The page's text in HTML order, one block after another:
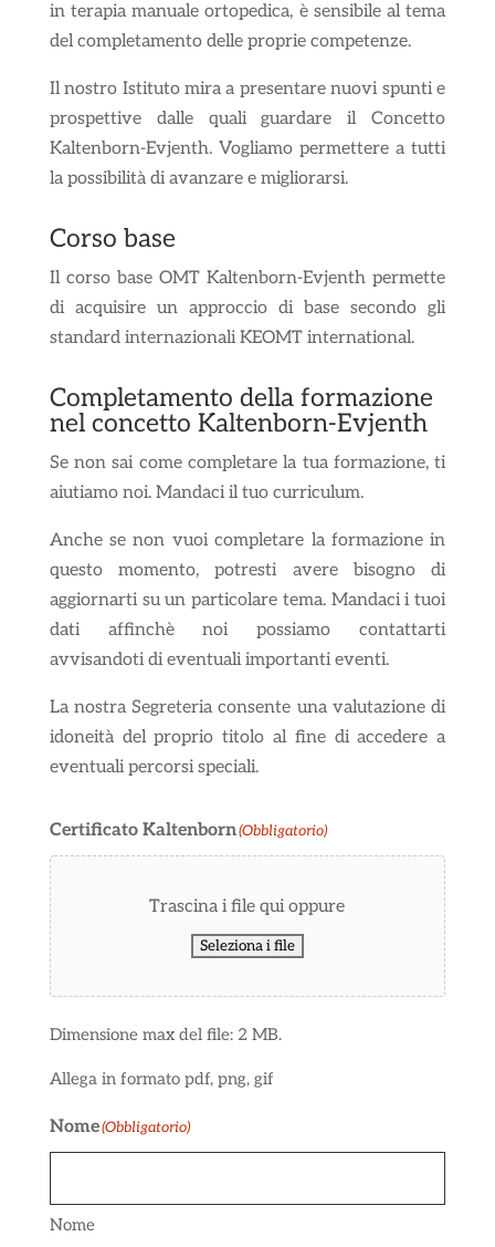
in terapia manuale ortopedica, è sensibile al tema
del completamento delle proprie competenze.
Il nostro Istituto mira a presentare nuovi spunti e
prospettive dalle quali guardare il Concetto
Kaltenborn-Evjenth. Vogliamo permettere a tutti
la possibilità di avanzare e migliorarsi.
Corso base
Il corso base OMT Kaltenborn-Evjenth permette
di acquisire un approccio di base secondo gli
standard internazionali KEOMT international.
Completamento della formazione
nel concetto Kaltenborn-Evjenth
Se non sai come completare la tua formazione, ti
aiutiamo noi. Mandaci il tuo curriculum.
Anche se non vuoi completare la formazione in
questo momento, potresti avere bisogno di
aggiornarti su un particolare tema. Mandaci i tuoi
dati affinchè noi possiamo contattarti
avvisandoti di eventuali importanti eventi.
La nostra Segreteria consente una valutazione di
idoneità del proprio titolo al fine di accedere a
eventuali percorsi speciali.
Certificato Kaltenborn(Obbligatorio)
Trascina i file qui oppure
Seleziona i file
Dimensione max del file: 2 MB.
Allega in formato pdf, png, gif
Nome(Obbligatorio)
Nome